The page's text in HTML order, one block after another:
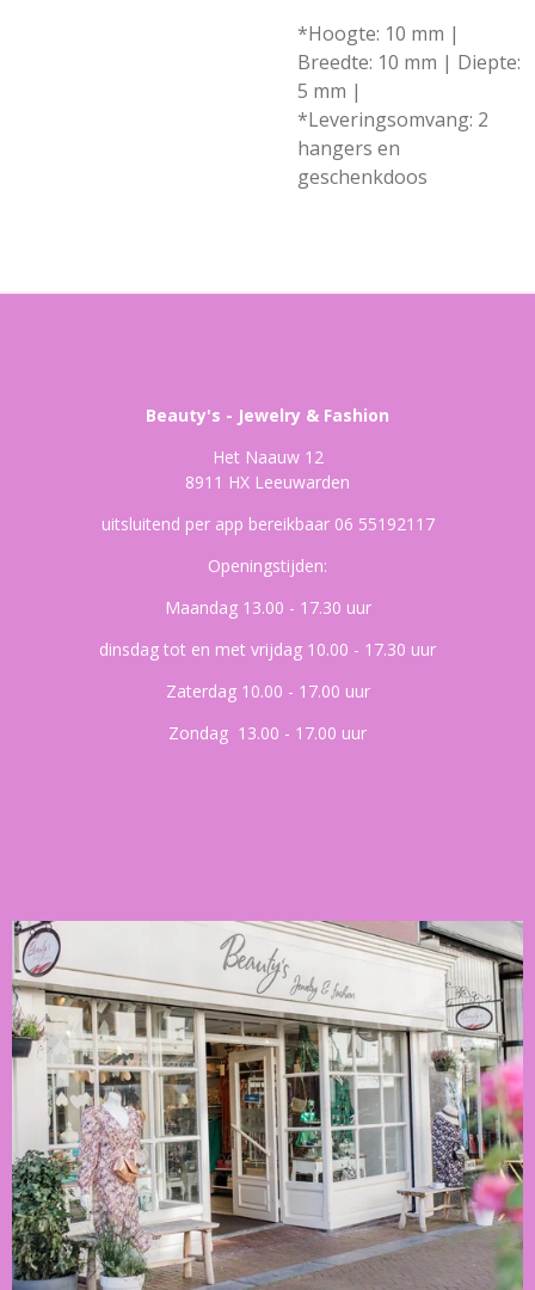
*Hoogte: 10 mm |
Breedte: 10 mm | Diepte:
5 mm |
*Leveringsomvang: 2
hangers en
geschenkdoos
Beauty's - Jewelry & Fashion
Het Naauw 12
8911 HX Leeuwarden
uitsluitend per app bereikbaar 06 55192117
Openingstijden:
Maandag 13.00 - 17.30 uur
dinsdag tot en met vrijdag 10.00 - 17.30 uur
Zaterdag 10.00 - 17.00 uur
Zondag 13.00 - 17.00 uur